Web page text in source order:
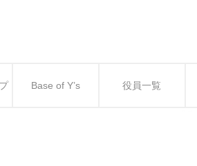
Base of Y’s 役員一覧